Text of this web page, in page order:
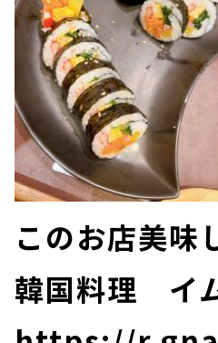
このお店美味
韓国料理 イ